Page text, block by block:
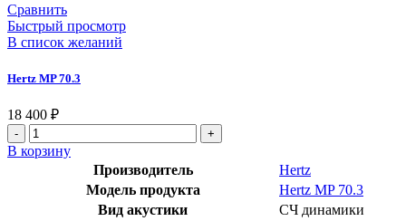
Сравнить
Быстрый просмотр
В список желаний
Hertz MP 70.3
18 400 ₽
В корзину
Производитель
Hertz
Модель продукта
Hertz MP 70.3
Вид акустики
СЧ динамики